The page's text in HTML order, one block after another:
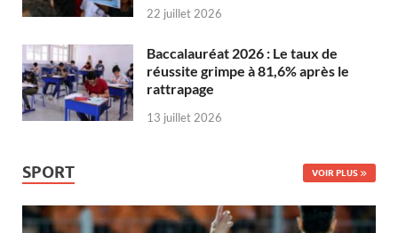
22 juillet 2026
Baccalauréat 2026 : Le taux de
réussite grimpe à 81,6% après le
rattrapage
13 juillet 2026
SPORT VOIR PLUS